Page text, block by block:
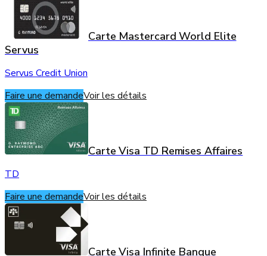
Carte Mastercard World Elite
Servus
Servus Credit Union
Faire une demandeVoir les détails
Carte Visa TD Remises Affaires
TD
Faire une demandeVoir les détails
Carte Visa Infinite Banque